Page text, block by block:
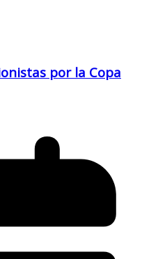
por la Copa